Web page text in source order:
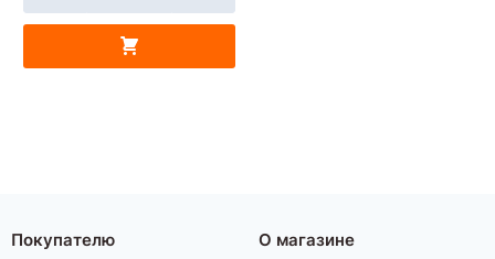
Покупателю О магазине